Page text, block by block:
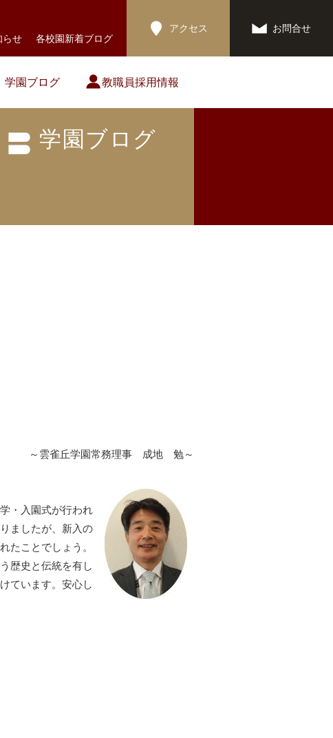
らせ 各校園新着ブログ
アクセス お問合せ
学園ブログ 教職員採用情報
学園ブログ
～雲雀丘学園常務理事 成地 勉～
・入園式が行われ
ましたが、新入の
たことでしょう。
歴史と伝統を有し
ています。安心し